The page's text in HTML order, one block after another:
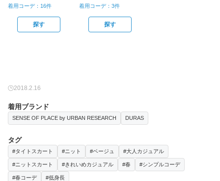
着用コーデ： 16件
探す
着用コーデ：3件
探す
2018.2.16
着用ブランド
SENSE OF PLACE by URBAN RESEARCH DURAS
タグ
#タイトスカート #ニット #ベージュ #大人カジュアル
#ニットスカート #きれいめカジュアル #春 #シンプルコーデ
#春コーデ #低身長